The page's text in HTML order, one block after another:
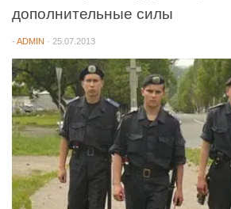
дополнительные силы
- ADMIN · 25.07.2013